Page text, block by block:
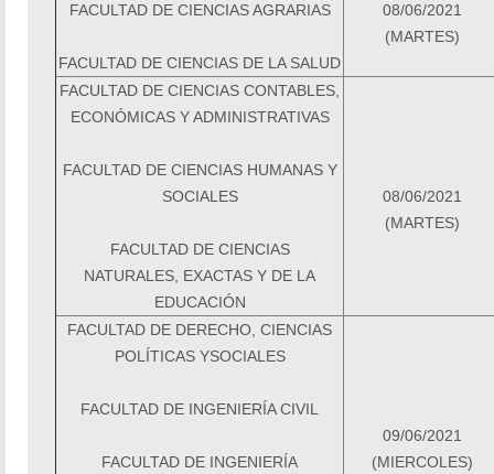
FACULTAD DE CIENCIAS AGRARIAS
FACULTAD DE CIENCIAS DE LA SALUD
08/06/2021
(MARTES)
FACULTAD DE CIENCIAS CONTABLES,
ECONÓMICAS Y ADMINISTRATIVAS
FACULTAD DE CIENCIAS HUMANAS Y
SOCIALES
FACULTAD DE CIENCIAS
NATURALES, EXACTAS Y DE LA
EDUCACIÓN
08/06/2021
(MARTES)
FACULTAD DE DERECHO, CIENCIAS
POLÍTICAS YSOCIALES
FACULTAD DE INGENIERÍA CIVIL
FACULTAD DE INGENIERÍA
09/06/2021
(MIERCOLES)